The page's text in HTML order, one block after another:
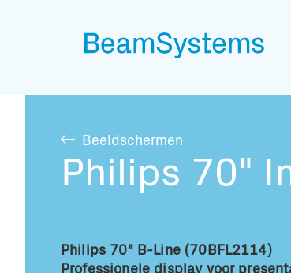
Beeldschermen
Philips 70"
Philips 70" B-Line (70BFL2114)
Professionele display voor